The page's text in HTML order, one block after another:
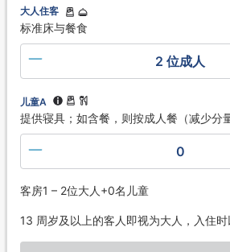
大人住客
标准床与餐食
2 位成人
儿童A
提供寝具；如含餐，则按成人餐（减少分
0
客房1 – 2位大人+0名儿童
13 周岁及以上的客人即视为大人，入住时